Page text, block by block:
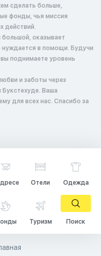
сделать больше,
фонды, чья миссия
действий.
оказывает
нуждается в помощи. Будучи
поднимаете уровень
и заботы через
Ваша
для всех нас. Спасибо за
Отели Одежда
Туризм Поиск